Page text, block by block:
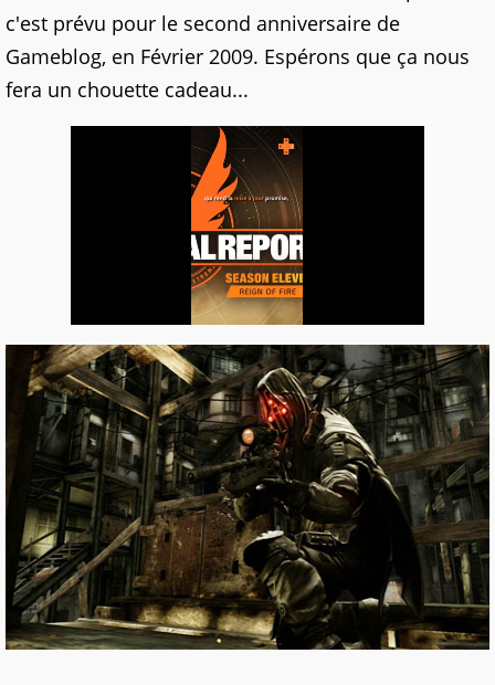
c'est prévu pour le second anniversaire de
Gameblog, en Février 2009. Espérons que ça nous
fera un chouette cadeau...